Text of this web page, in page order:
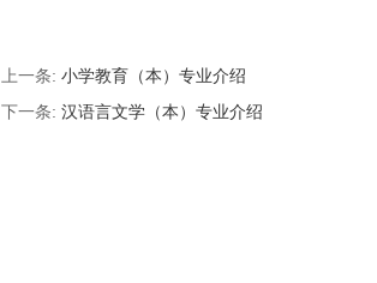
上一条: 小学教育（本）专业介绍
下一条: 汉语言文学（本）专业介绍